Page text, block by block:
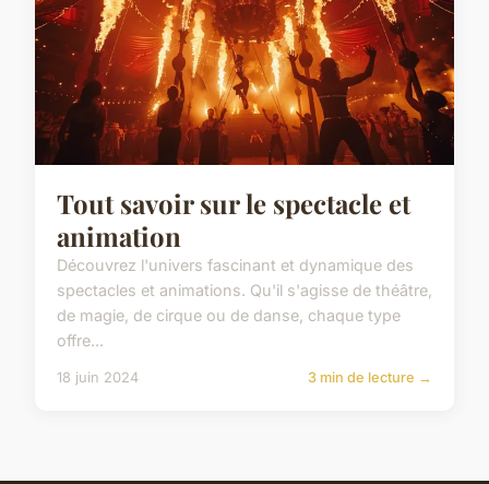
Tout savoir sur le spectacle et
animation
Découvrez l'univers fascinant et dynamique des
spectacles et animations. Qu'il s'agisse de théâtre,
de magie, de cirque ou de danse, chaque type
offre...
18 juin 2024 3 min de lecture →